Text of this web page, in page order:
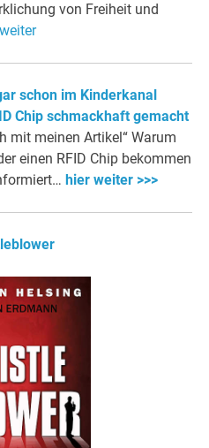
von Freiheit und
schon im Kinderkanal
Chip schmackhaft gemacht
mit meinen Artikel“ Warum
einen RFID Chip bekommen
hier weiter >>>